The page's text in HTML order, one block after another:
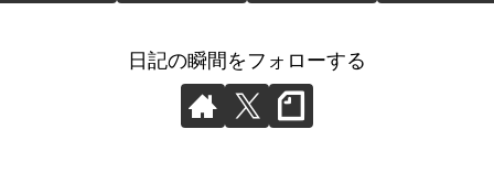
日記の瞬間をフォローする